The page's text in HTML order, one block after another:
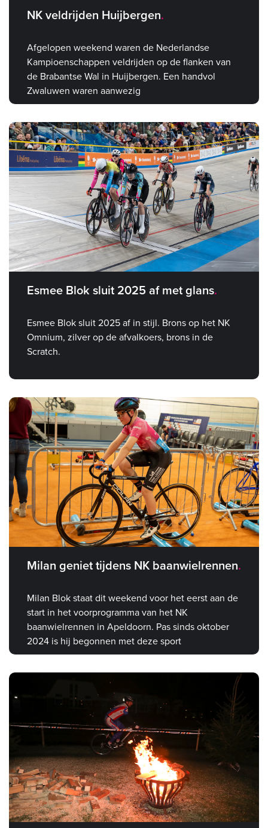
NK veldrijden Huijbergen
Afgelopen weekend waren de Nederlandse
Kampioenschappen veldrijden op de flanken van
de Brabantse Wal in Huijbergen. Een handvol
Zwaluwen waren aanwezig
Esmee Blok sluit 2025 af met glans
Esmee Blok sluit 2025 af in stijl. Brons op het NK
Omnium, zilver op de afvalkoers, brons in de
Scratch.
Milan geniet tijdens NK baanwielrennen
Milan Blok staat dit weekend voor het eerst aan de
start in het voorprogramma van het NK
baanwielrennen in Apeldoorn. Pas sinds oktober
2024 is hij begonnen met deze sport